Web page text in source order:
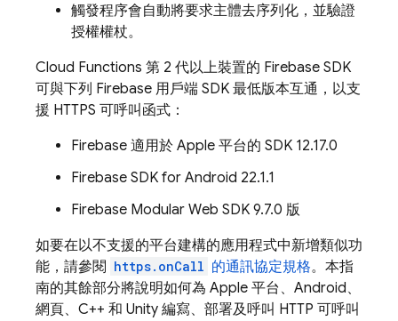
觸發程序會自動將要求主體去序列化，並驗證
授權權杖。
Cloud Functions 第 2 代以上裝置的 Firebase SDK
可與下列 Firebase 用戶端 SDK 最低版本互通，以支
援 HTTPS 可呼叫函式：
Firebase 適用於 Apple 平台的 SDK 12.17.0
Firebase SDK for Android 22.1.1
Firebase Modular Web SDK 9.7.0 版
如要在以不支援的平台建構的應用程式中新增類似功
能，請參閱 https.onCall 的通訊協定規格。本指
南的其餘部分將說明如何為 Apple 平台、Android、
網頁、C++ 和 Unity 編寫、部署及呼叫 HTTP 可呼叫